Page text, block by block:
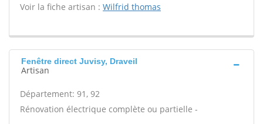
Voir la fiche artisan : Wilfrid thomas
Fenêtre direct Juvisy, Draveil
Artisan
Département: 91, 92
Rénovation électrique complète ou partielle -